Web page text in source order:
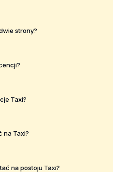
strony?
Taxi?
na Taxi?
na postoju Taxi?